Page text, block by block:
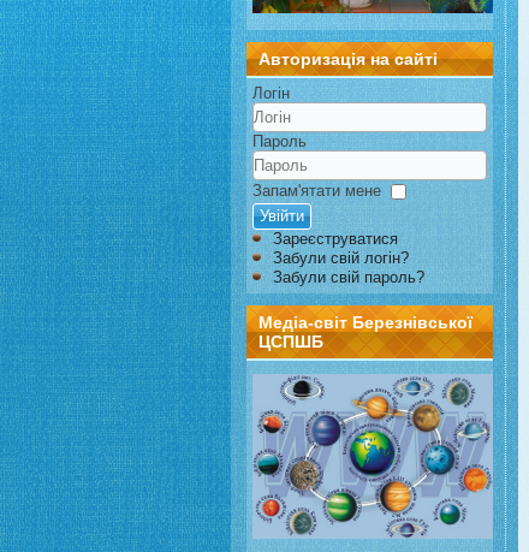
Авторизація на сайті
Логін
Пароль
Запам'ятати мене
Увійти
Зареєструватися
Забули свій логін?
Забули свій пароль?
Медіа-світ Березнівської
ЦСПШБ